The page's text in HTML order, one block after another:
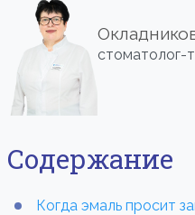
стоматолог-
Содержание
Когда эмаль просит